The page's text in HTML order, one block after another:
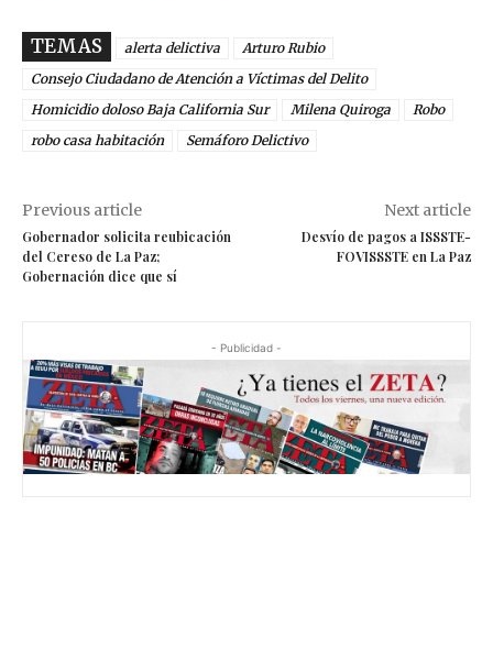
TEMAS alerta delictiva
Arturo Rubio
Consejo Ciudadano de Atención a Víctimas del Delito
Homicidio doloso Baja California Sur
Milena Quiroga
Robo
robo casa habitación
Semáforo Delictivo
Previous article
Gobernador solicita reubicación
del Cereso de La Paz;
Gobernación dice que sí
Next article
Desvío de pagos a ISSSTE-
FOVISSSTE en La Paz
- Publicidad -